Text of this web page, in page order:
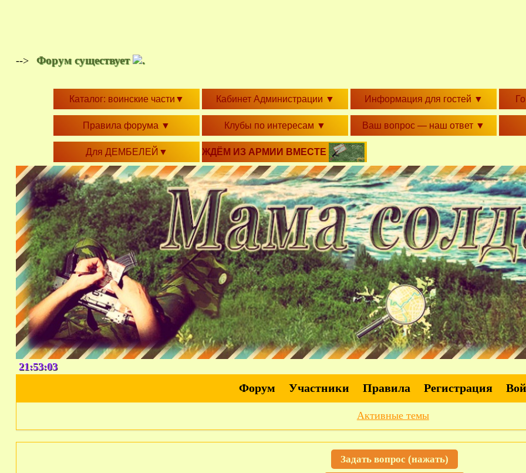
--> Форум существует .
Каталог: воинские части ▼ Кабинет Администрации ▼ Информация для гостей ▼
Правила форума ▼ Клубы по интересам ▼ Ваш вопрос — наш ответ ▼
Для ДЕМБЕЛЕЙ ▼ ЖДЁМ ИЗ АРМИИ ВМЕСТЕ
21:53:04
Форум Участники Правила Регистрация
Активные темы
Задать вопрос (нажать)